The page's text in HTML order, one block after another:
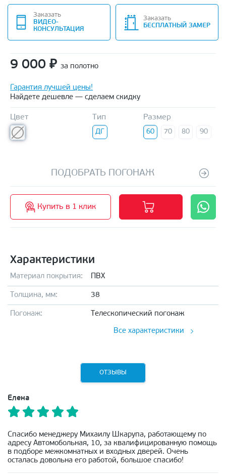
Заказать
ВИДЕО-
КОНСУЛЬТАЦИЯ
Заказать
БЕСПЛАТНЫЙ ЗАМЕР
9 000 ₽ за полотно
Гарантия лучшей цены!
Найдете дешевле — сделаем скидку
Цвет Тип
ДГ
Размер
60 70 80 90
ПОДОБРАТЬ ПОГОНАЖ
Купить в 1 клик
Характеристики
Материал покрытия: ПВХ
Толщина, мм: 38
Погонаж: Телескопический погонаж
Все характеристики
ОТЗЫВЫ
Елена
Спасибо менеджеру Михаилу Шкарупа, работающему по
адресу Автомобольная, 10, за квалифицированную помощь
в подборе межкомнатных и входных дверей. Очень
осталась довольна его работой, большое спасибо!